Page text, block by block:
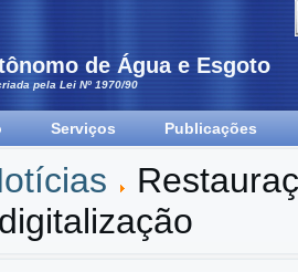
de Água e Esgoto
pela Lei Nº 1970/90
Serviços Publicações